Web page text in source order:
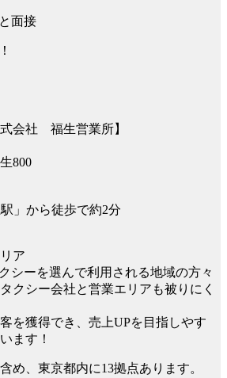
面接
式会社 福生営業所】
800
」から徒歩で約2分
ア
シーを選んで利用される地域の方々
クシー会社と営業エリアも被りにく
を獲得でき、売上UPを目指しやす
ます！
め、東京都内に13拠点あります。